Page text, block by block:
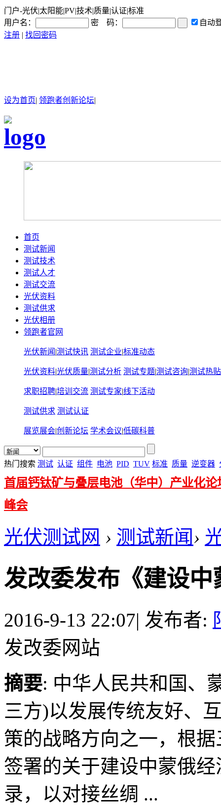
门户-光伏|太阳能|PV|技术|质量|认证|标准
用户名：
密 码：
自动
注册 | 找回密码
设为首页| 领跑者创新论坛|
首页
测试新闻
测试技术
测试人才
测试交流
光伏资料
测试供求
光伏相册
领跑者官网
光伏新闻 |测试快讯 测试企业|标准动态
光伏资料|光伏质量|测试分析 测试专题|测试咨询|测试热贴
求职招聘|培训交流 测试专家|线下活动
测试供求 测试认证
展览展会|创新论坛 学术会议|低碳科普
热门搜索 测试 认证 组件 电池 PID TUV 标准 质量 逆变器
首届钙钛矿与叠层电池（华中）产业化论
峰会
光伏测试网 › 测试新闻›
发改委发布《建设
2016-9-13 22:07| 发布者:
发改委网站
摘要: 中华人民共和国、
三方)以发展传统友好、
策的战略方向之一，根
签署的关于建设中蒙俄
录，以对接丝绸 ...